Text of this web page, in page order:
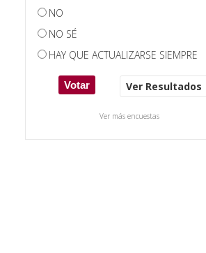
NO
NO SÉ
HAY QUE ACTUALIZARSE SIEMPRE
Ver Resultados
Ver más encuestas